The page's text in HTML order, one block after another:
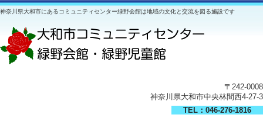
神奈川県大和市にあるコミュニティセンター緑野会館は地域の文化と交流を図る施設です
〒242-0008
神奈川県大和市中央林間西4-27-3
TEL：046-276-1816